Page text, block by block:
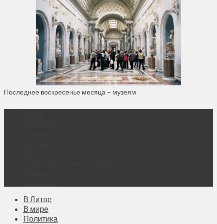
Последнее воскресенье месяца – музеям
В Литве
В мире
Политика